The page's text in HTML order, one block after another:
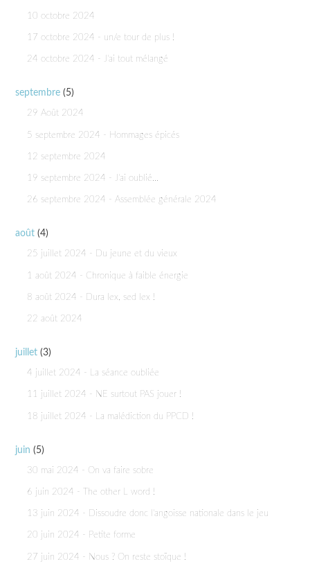
10 octobre 2024
17 octobre 2024 - un/e tour de plus !
24 octobre 2024 - J'ai tout mélangé
septembre (5)
29 Août 2024
5 septembre 2024 - Hommages épicés
12 septembre 2024
19 septembre 2024 - J'ai oublié...
26 septembre 2024 - Assemblée générale 2024
août (4)
25 juillet 2024 - Du jeune et du vieux
1 août 2024 - Chronique à faible énergie
8 août 2024 - Dura lex, sed lex !
22 août 2024
juillet (3)
4 juillet 2024 - La séance oubliée
11 juillet 2024 - NE surtout PAS jouer !
18 juillet 2024 - La malédiction du PPCD !
juin (5)
30 mai 2024 - On va faire sobre
6 juin 2024 - The other L word !
13 juin 2024 - Dissoudre donc l'angoisse nationale dans le jeu
20 juin 2024 - Petite forme
27 juin 2024 - Nous ? On reste stoïque !